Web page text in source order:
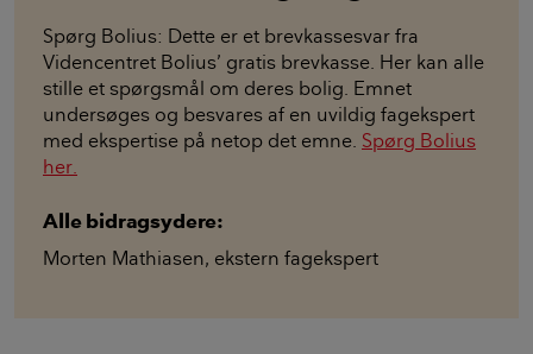
Spørg Bolius: Dette er et brevkassesvar fra
Videncentret Bolius’ gratis brevkasse. Her kan alle
stille et spørgsmål om deres bolig. Emnet
undersøges og besvares af en uvildig fagekspert
med ekspertise på netop det emne. Spørg Bolius
her.
Alle bidragsydere:
Morten Mathiasen, ekstern fagekspert